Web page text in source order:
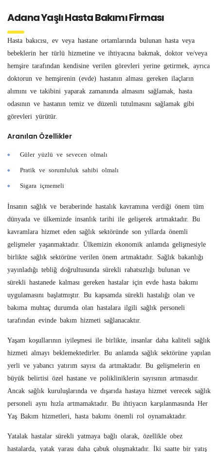
Adana Yaşlı Hasta Bakımı Firması
Hasta bakıcısı, ev veya hastane ortamlarında bulunan hasta veya
bebeklerin her türlü hizmetine ve ihtiyacına bakmak, doktor ve/veya
hemşire tarafından kendisine verilen görevleri yerine getirmek, ayrıca
doktorun ve hemşirenin (evde) hastanın alması gereken ilaçların
alımını ve takibini yaparak zamanında almasını sağlamak, hasta
odasının ve hastanın temiz ve düzenli tutulmasını sağlamak gibi
görevleri yürütür.
Aranılan Özellikler
Güler yüzlü ve sevecen olmalı
Pratik ve sorumluluk sahibi olmalı
Sigara içmemeli
İnsanın sağlık ve beraberinde hastalık kavramına verdiği önem tüm
dünyada ve ülkemizde insanlık tarihi ile gelişerek artmaktadır. Bu
kavramlara hizmet eden sağlık sektöründe son yıllarda önemli
gelişmeler yaşanmaktadır. Ülkemizin ekonomik anlamda gelişmesiyle
birlikte sağlık sektörüne verilen önem artmaktadır. Sağlık bakanlığı
yayınladığı tebliğ doğrultusunda sürekli rahatsızlığı bulunan ve
sürekli hastanede kalması gereken hastalar için evde hasta bakımı
uygulamasını başlatmıştır. Bu kapsamda sürekli hastalığı olan ve
bakıma muhtaç durumda olan hastalara ilgili sağlık personeli
tarafından evinde bakım hizmeti sağlanacaktır.
Yaşam koşullarının iyileşmesi ile birlikte, insanlar daha kaliteli sağlık
hizmeti almayı beklemektedirler. Bu anlamda sağlık sektörüne yapılan
yerli ve yabancı yatırım sayısı da artmaktadır. Bu gelişmelerin en
büyük belirtisi özel hastane ve polikliniklerin sayısının artmasıdır.
Ancak sağlık kuruluşlarında ve dışarıda hastaya hizmet verecek sağlık
personeli aynı hızla artmamaktadır. Bu ihtiyacın karşılanmasında Her
Yaş Bakım hizmetleri, hasta bakımı önemli rol oynamaktadır.
Yatalak hastalar sürekli yatmaya bağlı olarak, özellikle obez
hastalarda, yatak yarası daha çabuk oluşmaktadır. İki saatte bir yatış